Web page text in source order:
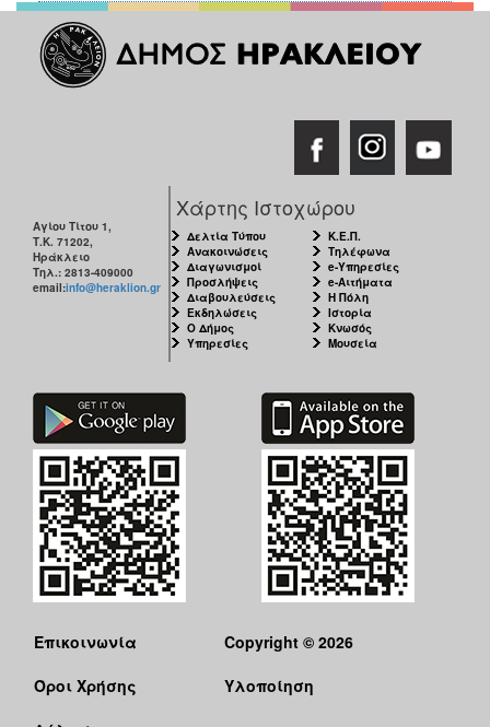
Αγίου Τίτου 1,
Τ.Κ. 71202,
Ηράκλειο
Τηλ.: 2813-409000
email:info@heraklion.gr
Χάρτης Ιστοχώρου
Δελτία Τύπου
Ανακοινώσεις
Διαγωνισμοί
Προσλήψεις
Διαβουλεύσεις
Εκδηλώσεις
Ο Δήμος
Υπηρεσίες
Κ.Ε.Π.
Τηλέφωνα
e-Υπηρεσίες
e-Αιτήματα
Η Πόλη
Ιστορία
Κνωσός
Μουσεία
Επικοινωνία
Όροι Χρήσης
Copyright © 2026
Υλοποίηση